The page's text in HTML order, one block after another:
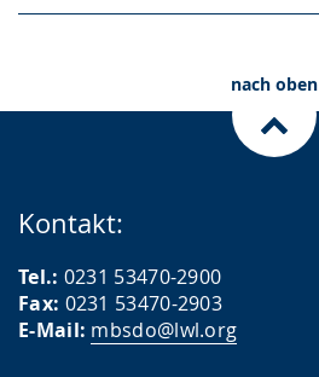
nach oben
Kontakt:
Tel.: 0231 53470-2900
Fax: 0231 53470-2903
E-Mail: mbsdo@lwl.org